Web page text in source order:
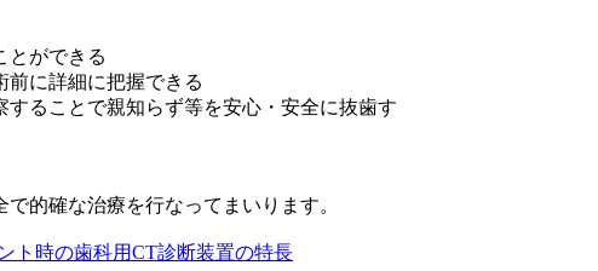
とができる
前に詳細に把握できる
ることで親知らず等を安心・安全に抜歯す
的確な治療を行なってまいります。
ト時の歯科用CT診断装置の特長